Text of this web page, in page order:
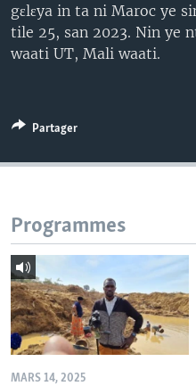
gɛlɛya in ta ni Maroc ye
tile 25, san 2023. Nin ye
waati UT, Mali waati.
Partager
Programmes
MARS 14, 2025